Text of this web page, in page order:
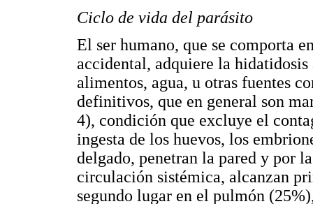
Ciclo de vida del parásito
El ser humano, que se comporta
accidental, adquiere la
alimentos, agua, u otras fuentes
definitivos, que en general son
4), condición que excluye el
ingesta de los huevos, los
delgado, penetran la pared y por
circulación sistémica, alcanzan
segundo lugar en el pulmón